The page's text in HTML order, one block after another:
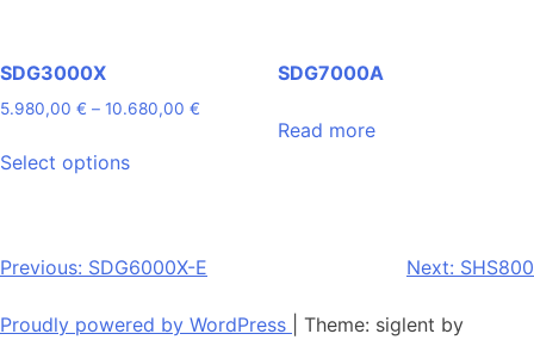
SDG3000X
5.980,00 € – 10.680,00 €
Select optionsproduct
variants.
options
SDG7000A
Read more
Post
navigation
Previous: SDG6000X-E Next: SHS800
Proudly powered by WordPress
Theme: siglent by